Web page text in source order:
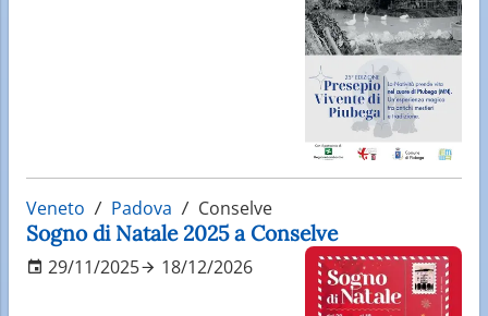
Veneto Padova Conselve
Sogno di Natale 2025 a Conselve
29/11/2025 18/12/2026